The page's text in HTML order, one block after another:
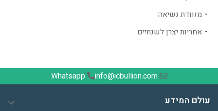
מזוודת נשיאה
אחריות יצרן לשנתיים
info@icbullion.com
Whatsapp
עולם המידע